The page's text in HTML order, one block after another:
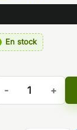
En stock
Aroma Banana